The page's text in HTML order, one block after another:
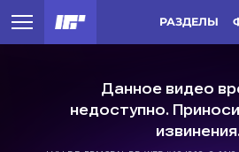
РАЗДЕЛЫ